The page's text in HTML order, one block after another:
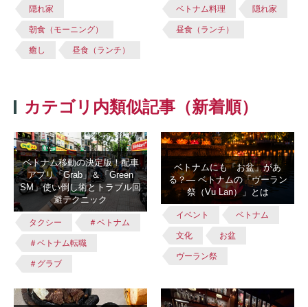
隠れ家
朝食（モーニング）
癒し 昼食（ランチ）
ベトナム料理 隠れ家
昼食（ランチ）
カテゴリ内類似記事（新着順）
ベトナム移動の決定版！配車
アプリ「Grab」＆「Green
SM」使い倒し術とトラブル回
避テクニック
タクシー ＃ベトナム
＃ベトナム転職
＃グラブ
ベトナムにも「お盆」があ
る？― ベトナムの「ヴーラン
祭（Vu Lan）」とは
イベント ベトナム
文化 お盆
ヴーラン祭